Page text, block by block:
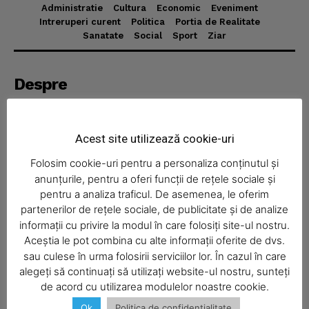
News Week
SUBSCRIBE NOW
Administratie Cultura Economic
Eveniment
Intreruperi curent
Politica
Portia de Realitate
Sanatate
Social Sport Ziar
Despre
verificate și reportaje locale.
Economic
Acasă
Economic
Politica
Acest site utilizează cookie-uri
Folosim cookie-uri pentru a personaliza conținutul și
anunțurile, pentru a oferi funcții de rețele sociale și
pentru a analiza traficul. De asemenea, le oferim
partenerilor de rețele sociale, de publicitate și de analize
informații cu privire la modul în care folosiți site-ul nostru.
Aceștia le pot combina cu alte informații oferite de dvs.
sau culese în urma folosirii serviciilor lor. În cazul în care
alegeți să continuați să utilizați website-ul nostru, sunteți
de acord cu utilizarea modulelor noastre cookie.